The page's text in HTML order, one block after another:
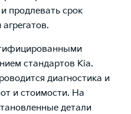
продлевать срок
стандартов Kia.
диагностика и
и стоимости. На
детали